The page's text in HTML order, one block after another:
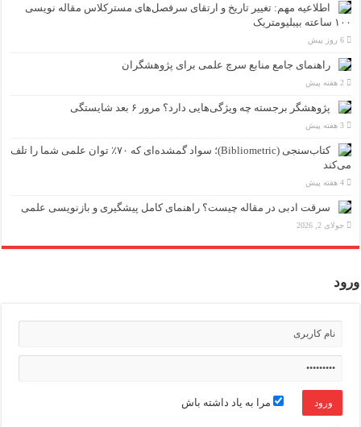
اطلاعیه مهم: تغییر تاریخ و ارتقای سرفصل‌های مسترکلاس مقاله نویسی
۱۰۰ ساعته بیبلیومتریک
6 روز پیش
راهنمای جامع منابع سرچ علمی برای پژوهشگران
2 هفته پیش
پژوهشگر برجسته چه ویژگی‌هایی دارد؟ مرور ۶ بعد شایستگی
3 هفته پیش
کتاب‌سنجی (Bibliometric)؛ سواد گمشده‌ای که ۷۰٪ توان علمی شما را تلف
می‌کند
4 هفته پیش
سرقت ادبی در مقاله چیست؟ راهنمای کامل پیشگیری و بازنویسی علمی
جولای 2, 2026
ورود
مرا به یاد داشته باش